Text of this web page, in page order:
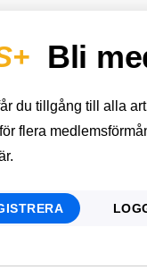
Bli
du tillgång till alla
flera